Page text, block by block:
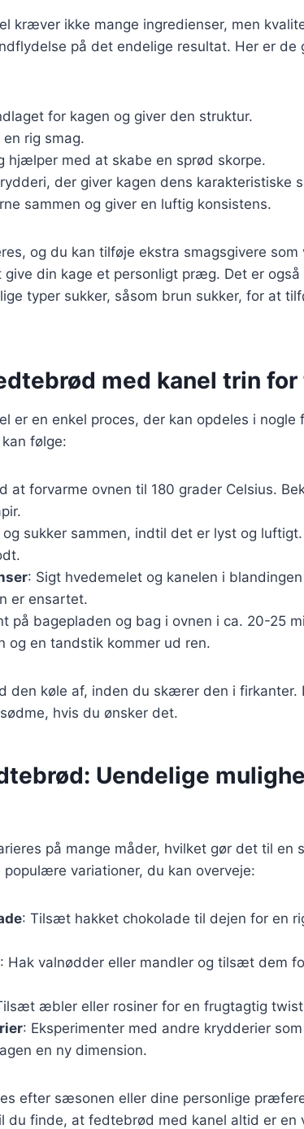
kræver ikke mange ingredienser, men
på det endelige resultat. Her er
for kagen og giver den struktur.
rig smag.
hjælper med at skabe en sprød skorpe.
der giver kagen dens karakteristiske
sammen og giver en luftig konsistens.
og du kan tilføje ekstra smagsgivere som
din kage et personligt præg. Det er
typer sukker, såsom brun sukker, for at
med kanel trin
er en enkel proces, der kan opdeles i nogle
følge:
at forvarme ovnen til 180 grader Celsius.
og sukker sammen, indtil det er lyst og
: Sigt hvedemelet og kanelen i
er ensartet.
på bagepladen og bag i ovnen i ca. 20-25
og en tandstik kommer ud ren.
den køle af, inden du skærer den i firkanter.
hvis du ønsker det.
Uendelige
på mange måder, hvilket gør det til en
variationer, du kan overveje:
: Tilsæt hakket chokolade til dejen for en
: Hak valnødder eller mandler og tilsæt dem
æbler eller rosiner for en frugtagtig
: Eksperimenter med andre krydderier
en ny dimension.
efter sæsonen eller dine personlige
du finde, at fedtebrød med kanel altid er en